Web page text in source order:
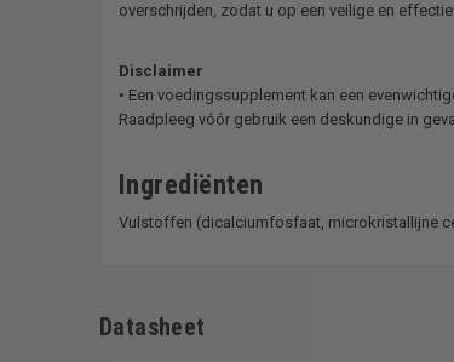
overschrijden, zodat u op een veilige en
Disclaimer
• Een voedingssupplement kan een
Raadpleeg vóór gebruik een deskundige in
Ingrediënten
Vulstoffen (dicalciumfosfaat, microkristallijne
Datasheet